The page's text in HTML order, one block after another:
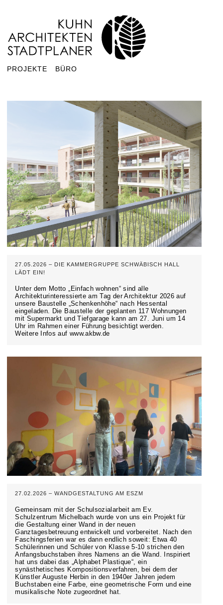
PROJEKTE BÜRO
27.05.2026 – DIE KAMMERGRUPPE SCHWÄBISCH HALL
LÄDT EIN!
Unter dem Motto „Einfach wohnen“ sind alle
Architekturinteressierte am Tag der Architektur 2026 auf
unsere Baustelle „Schenkenhöhe“ nach Hessental
eingeladen. Die Baustelle der geplanten 117 Wohnungen
mit Supermarkt und Tiefgarage kann am 27. Juni um 14
Uhr im Rahmen einer Führung besichtigt werden.
Weitere Infos auf www.akbw.de
27.02.2026 – WANDGESTALTUNG AM ESZM
Gemeinsam mit der Schulsozialarbeit am Ev.
Schulzentrum Michelbach wurde von uns ein Projekt für
die Gestaltung einer Wand in der neuen
Ganztagesbetreuung entwickelt und vorbereitet. Nach den
Faschingsferien war es dann endlich soweit: Etwa 40
Schülerinnen und Schüler von Klasse 5-10 strichen den
Anfangsbuchstaben ihres Namens an die Wand. Inspiriert
hat uns dabei das „Alphabet Plastique“, ein
synästhetisches Kompositionsverfahren, bei dem der
Künstler Auguste Herbin in den 1940er Jahren jedem
Buchstaben eine Farbe, eine geometrische Form und eine
musikalische Note zugeordnet hat.